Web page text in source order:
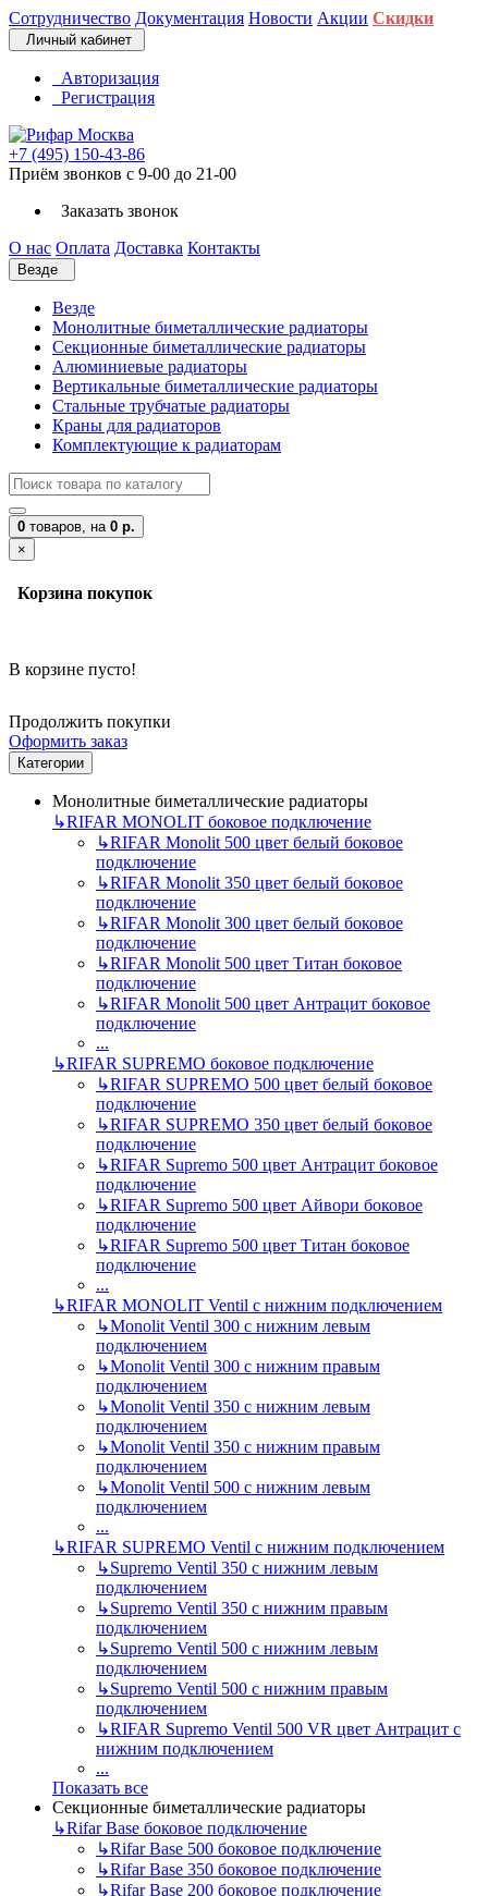
Сотрудничество Документация Новости Акции Скидки
Личный кабинет
Авторизация
Регистрация
+7 (495) 150-43-86
Приём звонков с 9-00 до 21-00
Заказать звонок
О нас Оплата Доставка Контакты
Везде
Везде
Монолитные биметаллические радиаторы
Секционные биметаллические радиаторы
Алюминиевые радиаторы
Вертикальные биметаллические радиаторы
Стальные трубчатые радиаторы
Краны для радиаторов
Комплектующие к радиаторам
0 товаров, на 0 р.
×
Корзина покупок
В корзине пусто!
Продолжить покупки
Оформить заказ
Категории
Монолитные биметаллические радиаторы
↳RIFAR MONOLIT боковое подключение
↳RIFAR Monolit 500 цвет белый боковое
подключение
↳RIFAR Monolit 350 цвет белый боковое
подключение
↳RIFAR Monolit 300 цвет белый боковое
подключение
↳RIFAR Monolit 500 цвет Титан боковое
подключение
↳RIFAR Monolit 500 цвет Антрацит боковое
подключение
...
↳RIFAR SUPREMO боковое подключение
↳RIFAR SUPREMO 500 цвет белый боковое
подключение
↳RIFAR SUPREMO 350 цвет белый боковое
подключение
↳RIFAR Supremo 500 цвет Антрацит боковое
подключение
↳RIFAR Supremo 500 цвет Айвори боковое
подключение
↳RIFAR Supremo 500 цвет Титан боковое
подключение
...
↳RIFAR MONOLIT Ventil с нижним подключением
↳Monolit Ventil 300 с нижним левым
подключением
↳Monolit Ventil 300 с нижним правым
подключением
↳Monolit Ventil 350 с нижним левым
подключением
↳Monolit Ventil 350 с нижним правым
подключением
↳Monolit Ventil 500 с нижним левым
подключением
...
↳RIFAR SUPREMO Ventil с нижним подключением
↳Supremo Ventil 350 с нижним левым
подключением
↳Supremo Ventil 350 с нижним правым
подключением
↳Supremo Ventil 500 с нижним левым
подключением
↳Supremo Ventil 500 с нижним правым
подключением
↳RIFAR Supremo Ventil 500 VR цвет Антрацит с
нижним подключением
...
Показать все
Секционные биметаллические радиаторы
↳Rifar Base боковое подключение
↳Rifar Base 500 боковое подключение
↳Rifar Base 350 боковое подключение
↳Rifar Base 200 боковое подключение